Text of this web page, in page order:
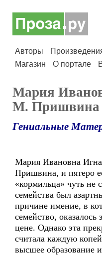
Авторы
Магазин
О портале
Мария
М. Пришвина
Гениальные
Мария Ивановна
Пришвина, и пятеро
«кормильца» чуть не
семейства был
причине имение, в
семейство,
цене. Однако эта
считала каждую
высшее образование